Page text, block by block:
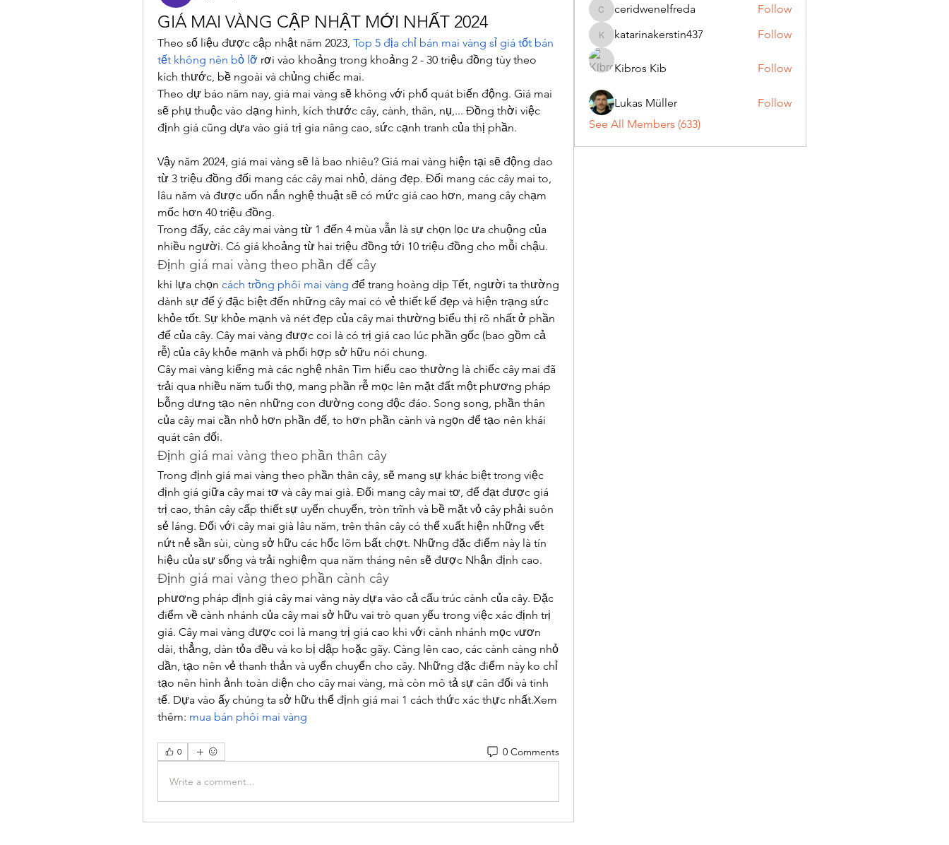
GIÁ MAI VÀNG CẬP NHẬT MỚI NHẤT 2024
Theo số liệu được cập nhật năm 2023, Top 5 địa chỉ bán mai vàng sỉ giá tốt bán
tết không nên bỏ lỡ rơi vào khoảng trong khoảng 2 - 30 triệu đồng tùy theo
kích thước, bề ngoài và chủng chiếc mai.
Theo dự báo năm nay, giá mai vàng sẽ không với phổ quát biến động. Giá mai
sẽ phụ thuộc vào dạng hình, kích thước cây, cành, thân, nụ,... Đồng thời việc
định giá cũng dựa vào giá trị gia nâng cao, sức cạnh tranh của thị phần.
Vậy năm 2024, giá mai vàng sẽ là bao nhiêu? Giá mai vàng hiện tại sẽ động dao
từ 3 triệu đồng đối mang các cây mai nhỏ, dáng đẹp. Đối mang các cây mai to,
lâu năm và được uốn nắn nghệ thuật sẽ có mức giá cao hơn, mang cây chạm
mốc hơn 40 triệu đồng.
Trong đấy, các cây mai vàng từ 1 đến 4 mùa vẫn là sự chọn lọc ưa chuộng của
nhiều người. Có giá khoảng từ hai triệu đồng tới 10 triệu đồng cho mỗi chậu.
Định giá mai vàng theo phần đế cây
khi lựa chọn cách trồng phôi mai vàng để trang hoàng dịp Tết, người ta thường
dành sự để ý đặc biệt đến những cây mai có vẻ thiết kế đẹp và hiện trạng sức
khỏe tốt. Sự khỏe mạnh và nét đẹp của cây mai thường biểu thị rõ nhất ở phần
đế của cây. Cây mai vàng được coi là có trị giá cao lúc phần gốc (bao gồm cả
rễ) của cây khỏe mạnh và phối hợp sở hữu nói chung.
Cây mai vàng kiểng mà các nghệ nhân Tìm hiểu cao thường là chiếc cây mai đã
trải qua nhiều năm tuổi thọ, mang phần rễ mọc lên mặt đất một phương pháp
bỗng dưng tạo nên những con đường cong độc đáo. Song song, phần thân
của cây mai cần nhỏ hơn phần đế, to hơn phần cành và ngọn để tạo nên khái
quát cân đối.
Định giá mai vàng theo phần thân cây
Trong định giá mai vàng theo phần thân cây, sẽ mang sự khác biệt trong việc
định giá giữa cây mai tơ và cây mai già. Đối mang cây mai tơ, để đạt được giá
trị cao, thân cây cấp thiết sự uyển chuyển, tròn trĩnh và bề mặt vỏ cây phải suôn
sẻ láng. Đối với cây mai già lâu năm, trên thân cây có thể xuất hiện những vết
nứt nẻ sần sùi, cùng sở hữu các hốc lõm bất chợt. Những đặc điểm này là tín
hiệu của sự sống và trải nghiệm qua năm tháng nên sẽ được Nhận định cao.
Định giá mai vàng theo phần cành cây
phương pháp định giá cây mai vàng này dựa vào cả cấu trúc cành của cây. Đặc
điểm về cành nhánh của cây mai sở hữu vai trò quan yếu trong việc xác định trị
giá. Cây mai vàng được coi là mang trị giá cao khi với cành nhánh mọc vươn
dài, thẳng, dàn tỏa đều và ko bị dập hoặc gãy. Càng lên cao, các cành càng nhỏ
dần, tạo nên vẻ thanh thản và uyển chuyển cho cây. Những đặc điểm này ko chỉ
tạo nên hình ảnh toàn diện cho cây mai vàng, mà còn mô tả sự cân đối và tinh
tế. Dựa vào ấy chúng ta sở hữu thể định giá mai 1 cách thức xác thực nhất.Xem
thêm: mua bán phôi mai vàng
0 0 Comments
Write a comment...
ceridwenelfreda
ceridwenelfreda Follow
katarinakerstin437
katarinakerstin437 Follow
Kibros Kib Follow
Lukas Müller
Follow
See All Members (633)